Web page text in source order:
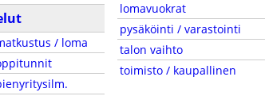
/ loma
lomavuokrat
pysäköinti / varastointi
talon vaihto
toimisto / kaupallinen